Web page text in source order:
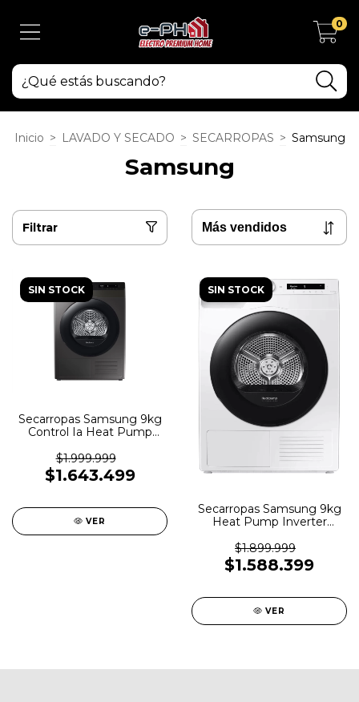
0
Inicio > LAVADO Y SECADO > SECARROPAS > Samsung
Samsung
Filtrar
SIN STOCK
Secarropas Samsung 9kg
Control Ia Heat Pump
$1.999.999
$1.643.499
VER
SIN STOCK
Secarropas Samsung 9kg
Heat Pump Inverter
$1.899.999
$1.588.399
VER